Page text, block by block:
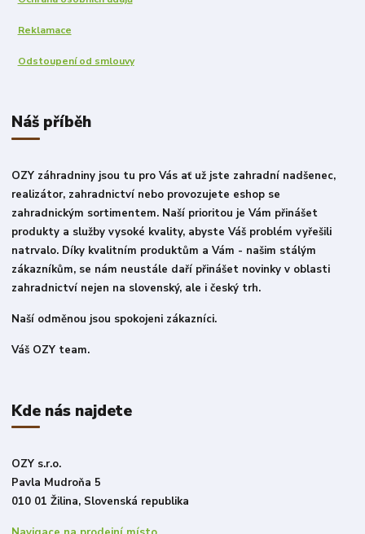
Reklamace
Odstoupení od smlouvy
Náš příběh
OZY záhradniny jsou tu pro Vás ať už jste zahradní nadšenec,
realizátor, zahradnictví nebo provozujete eshop se
zahradnickým sortimentem. Naší prioritou je Vám přinášet
produkty a služby vysoké kvality, abyste Váš problém vyřešili
natrvalo. Díky kvalitním produktům a Vám - našim stálým
zákazníkům, se nám neustále daří přinášet novinky v oblasti
zahradnictví nejen na slovenský, ale i český trh.
Naší odměnou jsou spokojeni zákazníci.
Váš OZY team.
Kde nás najdete
OZY s.r.o.
Pavla Mudroňa 5
010 01 Žilina, Slovenská republika